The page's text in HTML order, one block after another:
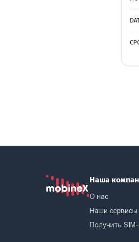
Наша
О нас
Наши сервисы
Получить